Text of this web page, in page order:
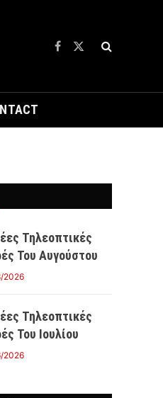
Facebook
X
Τηλεοπτικές
Του Αυγούστου
2026
Τηλεοπτικές
Του Ιουλίου
2026